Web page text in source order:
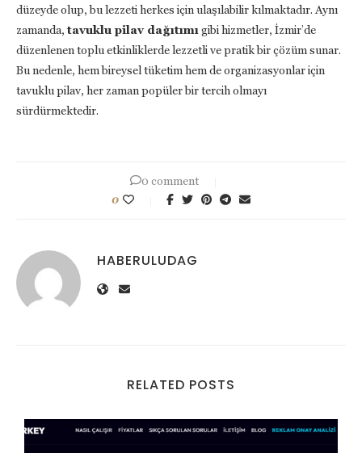
düzeyde olup, bu lezzeti herkes için ulaşılabilir kılmaktadır. Aynı
zamanda,tavuklu pilav dağıtımı gibi hizmetler, İzmir’de
düzenlenen toplu etkinliklerde lezzetli ve pratik bir çözüm sunar.
Bu nedenle, hem bireysel tüketim hem de organizasyonlar için
tavuklu pilav, her zaman popüler bir tercih olmayı
sürdürmektedir.
0 comment
0
HABERULUDAG
RELATED POSTS